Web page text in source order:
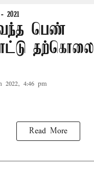
2021
பெண்
தற்கொலை
2022, 4:46 pm
Read More